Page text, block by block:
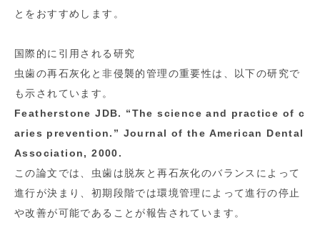
とをおすすめします。
国際的に引用される研究
虫歯の再石灰化と非侵襲的管理の重要性は、以下の研究で
も示されています。
Featherstone JDB. “The science and practice of c
aries prevention.” Journal of the American Dental
Association, 2000.
この論文では、虫歯は脱灰と再石灰化のバランスによって
進行が決まり、初期段階では環境管理によって進行の停止
や改善が可能であることが報告されています。